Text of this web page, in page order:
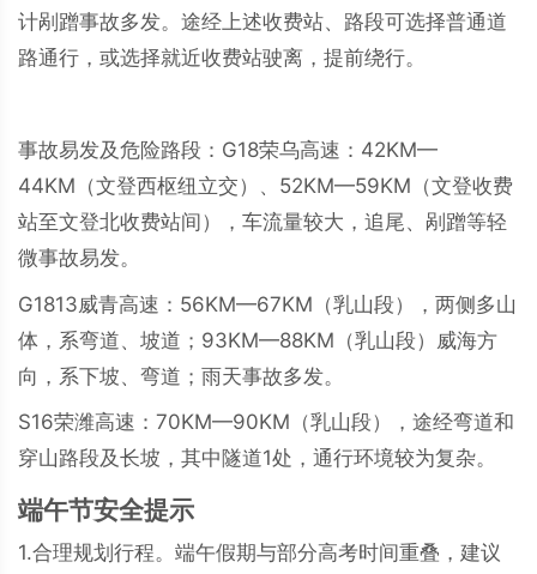
计剐蹭事故多发。途经上述收费站、路段可选择普通道
路通行，或选择就近收费站驶离，提前绕行。
事故易发及危险路段：G18荣乌高速：42KM—
44KM（文登西枢纽立交）、52KM—59KM（文登收费
站至文登北收费站间），车流量较大，追尾、剐蹭等轻
微事故易发。
G1813威青高速：56KM—67KM（乳山段），两侧多山
体，系弯道、坡道；93KM—88KM（乳山段）威海方
向，系下坡、弯道；雨天事故多发。
S16荣潍高速：70KM—90KM（乳山段），途经弯道和
穿山路段及长坡，其中隧道1处，通行环境较为复杂。
端午节安全提示
1.合理规划行程。端午假期与部分高考时间重叠，建议